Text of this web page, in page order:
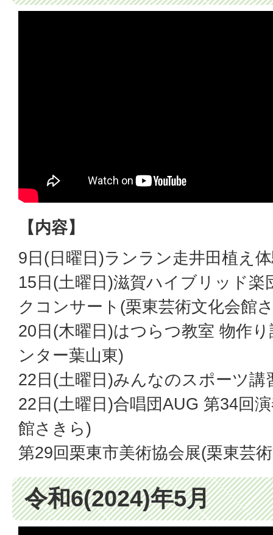
【内容】
9日(日曜日)ランラン走井田植え
15日(土曜日)滋賀ハイブリッド
クコンサート(栗東芸術文化会館
20日(木曜日)はつらつ教室 物作
ンター葉山東)
22日(土曜日)みんなのスポーツ講
22日(土曜日)合唱団AUG 第34回
館さきら)
第29回栗東市美術協会展(栗東芸
令和6(2024)年5月